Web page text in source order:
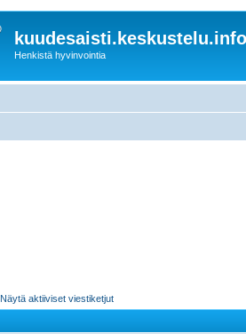
kuudesaisti.keskustelu.info
Henkistä hyvinvointia
Näytä aktiiviset viestiketjut